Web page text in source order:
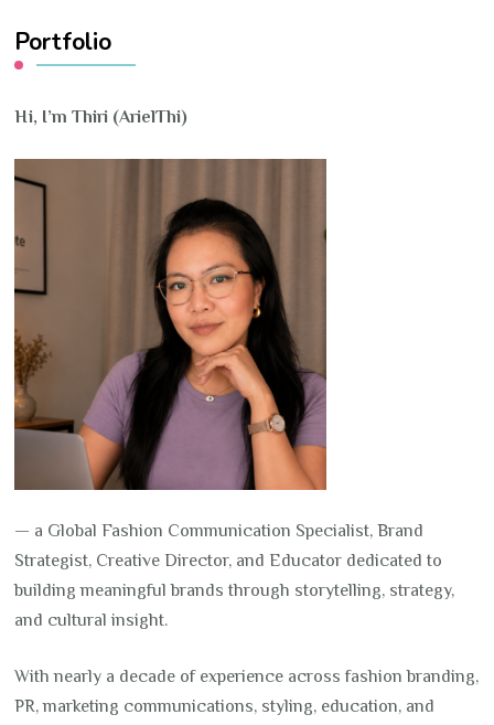
Portfolio
Hi, I’m Thiri (ArielThi)
— a Global Fashion Communication Specialist, Brand
Strategist, Creative Director, and Educator dedicated to
building meaningful brands through storytelling, strategy,
and cultural insight.
With nearly a decade of experience across fashion branding,
PR, marketing communications, styling, education, and